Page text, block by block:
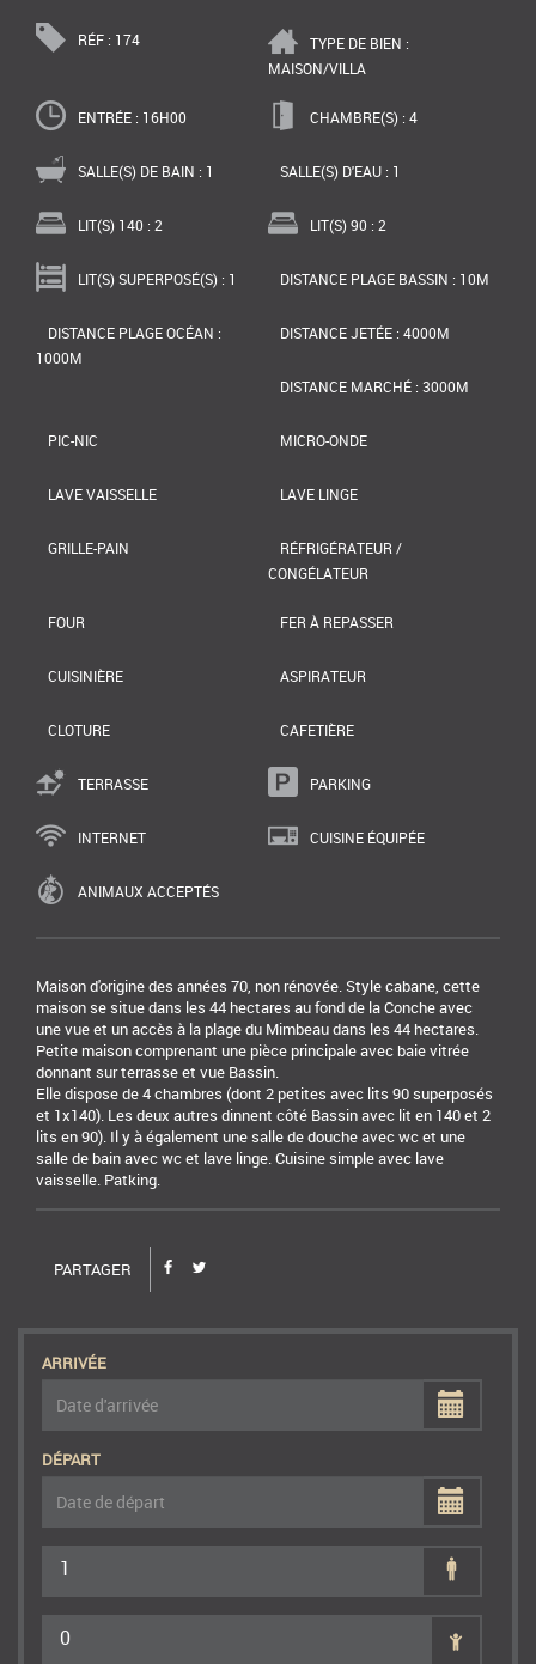
RÉF : 174
TYPE DE BIEN :
MAISON/VILLA
ENTRÉE : 16H00 CHAMBRE(S) : 4
SALLE(S) DE BAIN : 1 SALLE(S) D'EAU : 1
LIT(S) 140 : 2 LIT(S) 90 : 2
LIT(S) SUPERPOSÉ(S) : 1 DISTANCE PLAGE BASSIN : 10M
DISTANCE PLAGE OCÉAN :
1000M
DISTANCE JETÉE : 4000M
DISTANCE MARCHÉ : 3000M
PIC-NIC MICRO-ONDE
LAVE VAISSELLE LAVE LINGE
GRILLE-PAIN
RÉFRIGÉRATEUR /
CONGÉLATEUR
FOUR FER À REPASSER
CUISINIÈRE ASPIRATEUR
CLOTURE CAFETIÈRE
TERRASSE PARKING
INTERNET CUISINE ÉQUIPÉE
ANIMAUX ACCEPTÉS
Maison d'origine des années 70, non rénovée. Style cabane, cette
maison se situe dans les 44 hectares au fond de la Conche avec
une vue et un accès à la plage du Mimbeau dans les 44 hectares.
Petite maison comprenant une pièce principale avec baie vitrée
donnant sur terrasse et vue Bassin.
Elle dispose de 4 chambres (dont 2 petites avec lits 90 superposés
et 1x140). Les deux autres dinnent côté Bassin avec lit en 140 et 2
lits en 90). Il y à également une salle de douche avec wc et une
salle de bain avec wc et lave linge. Cuisine simple avec lave
vaisselle. Patking.
PARTAGER
ARRIVÉE
DÉPART
1
0